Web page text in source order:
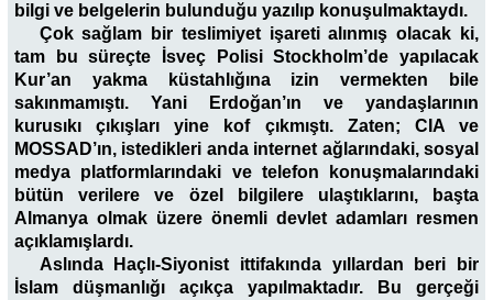
bilgi ve belgelerin bulunduğu yazılıp konuşulmaktaydı.
Çok sağlam bir teslimiyet işareti alınmış olacak ki,
tam bu süreçte İsveç Polisi Stockholm’de yapılacak
Kur’an yakma küstahlığına izin vermekten bile
sakınmamıştı. Yani Erdoğan’ın ve yandaşlarının
kurusıkı çıkışları yine kof çıkmıştı. Zaten; CIA ve
MOSSAD’ın, istedikleri anda internet ağlarındaki, sosyal
medya platformlarındaki ve telefon konuşmalarındaki
bütün verilere ve özel bilgilere ulaştıklarını, başta
Almanya olmak üzere önemli devlet adamları resmen
açıklamışlardı.
Aslında Haçlı-Siyonist ittifakında yıllardan beri bir
İslam düşmanlığı açıkça yapılmaktadır. Bu gerçeği